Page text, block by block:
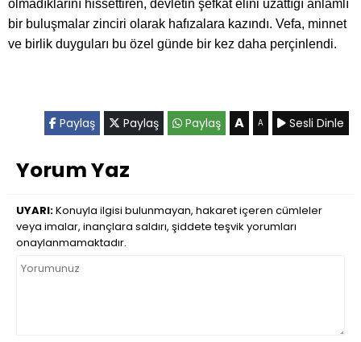
olmadıklarını hissettiren, devletin şefkat elini uzattığı anlamlı
bir buluşmalar zinciri olarak hafızalara kazındı. Vefa, minnet
ve birlik duyguları bu özel günde bir kez daha perçinlendi.
Paylaş Paylaş Paylaş A A Sesli Dinle
Yorum Yaz
UYARI:Konuyla ilgisi bulunmayan, hakaret içeren cümleler
veya imalar, inançlara saldırı, şiddete teşvik yorumları
onaylanmamaktadır.